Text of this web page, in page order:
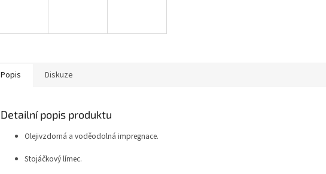
Popis Diskuze
Detailní popis produktu
Olejivzdorná a voděodolná impregnace.
Stojáčkový límec.